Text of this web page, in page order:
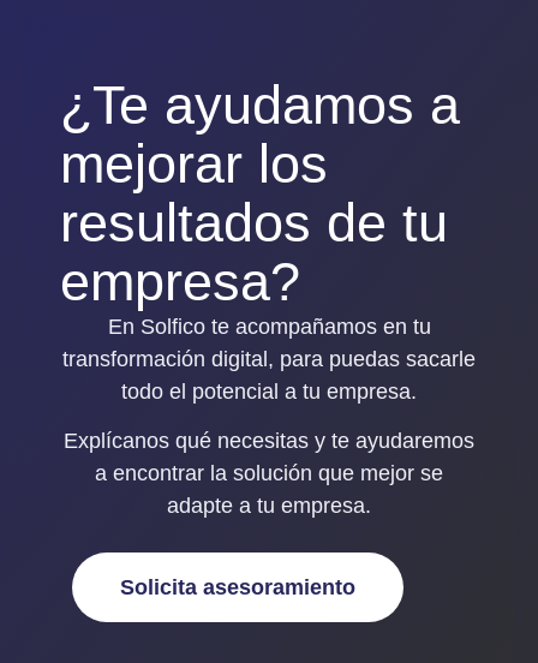
¿Te ayudamos a
mejorar los
resultados de tu
empresa?
En Solfico te acompañamos en tu
transformación digital, para puedas sacarle
todo el potencial a tu empresa.
Explícanos qué necesitas y te ayudaremos
a encontrar la solución que mejor se
adapte a tu empresa.
Solicita asesoramiento